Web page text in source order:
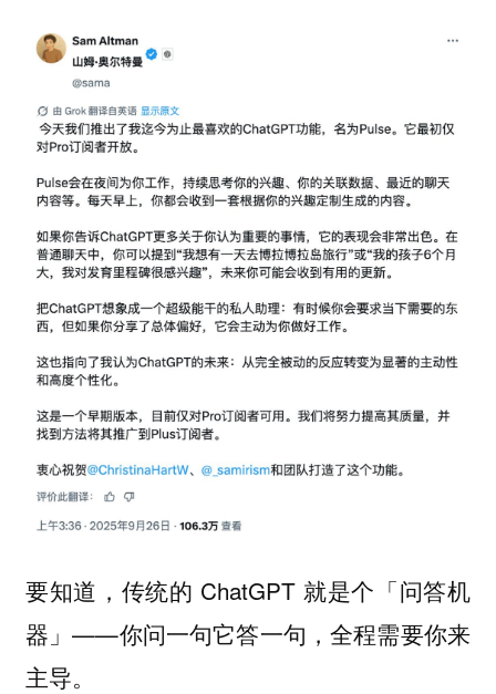
要知道，传统的 ChatGPT 就是个「问答机
器」——你问一句它答一句，全程需要你来
主导。